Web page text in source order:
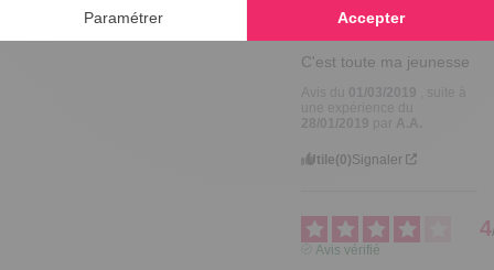
Avis vérifié
C'est toute ma jeunesse
01/03/2019
28/01/2019
A.A.
Utile(0)Signaler
4
Avis vérifié